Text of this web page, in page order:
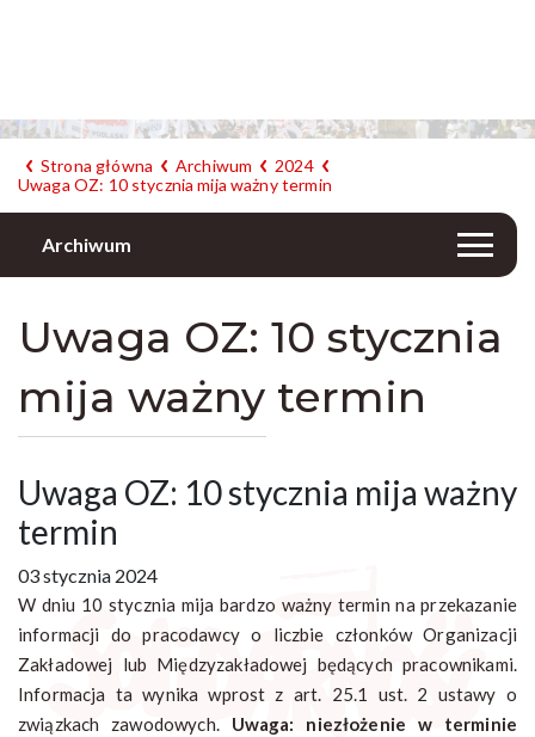
Strona główna Archiwum
2024
Uwaga OZ: 10 stycznia mija ważny termin
Archiwum
Uwaga OZ: 10 stycznia
mija ważny termin
Uwaga OZ: 10 stycznia mija ważny
termin
03 stycznia 2024
W dniu 10 stycznia mija bardzo ważny termin na przekazanie
informacji do pracodawcy o liczbie członków Organizacji
Zakładowej lub Międzyzakładowej będących pracownikami.
Informacja ta wynika wprost z art. 25.1 ust. 2 ustawy o
związkach zawodowych.Uwaga: niezłożenie w terminie